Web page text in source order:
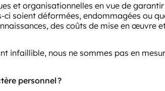
et organisationnelles en vue de
soient déformées, endommagées ou
des coûts de mise en œuvre
infaillible, nous ne sommes pas en
personnel?